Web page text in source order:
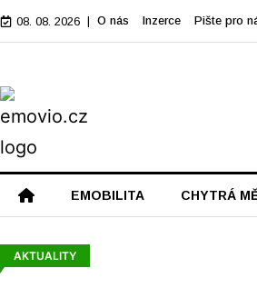
08. 08. 2026 | O nás Inzerce Pište pro
EMOBILITA CHYTRÁ
AKTUALITY